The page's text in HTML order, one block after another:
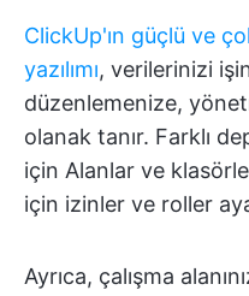
ClickUp'ın güçlü ve
yazılımı, verilerinizi
düzenlemenize,
olanak tanır. Farklı
için Alanlar ve
için izinler ve roller
Ayrıca, çalışma